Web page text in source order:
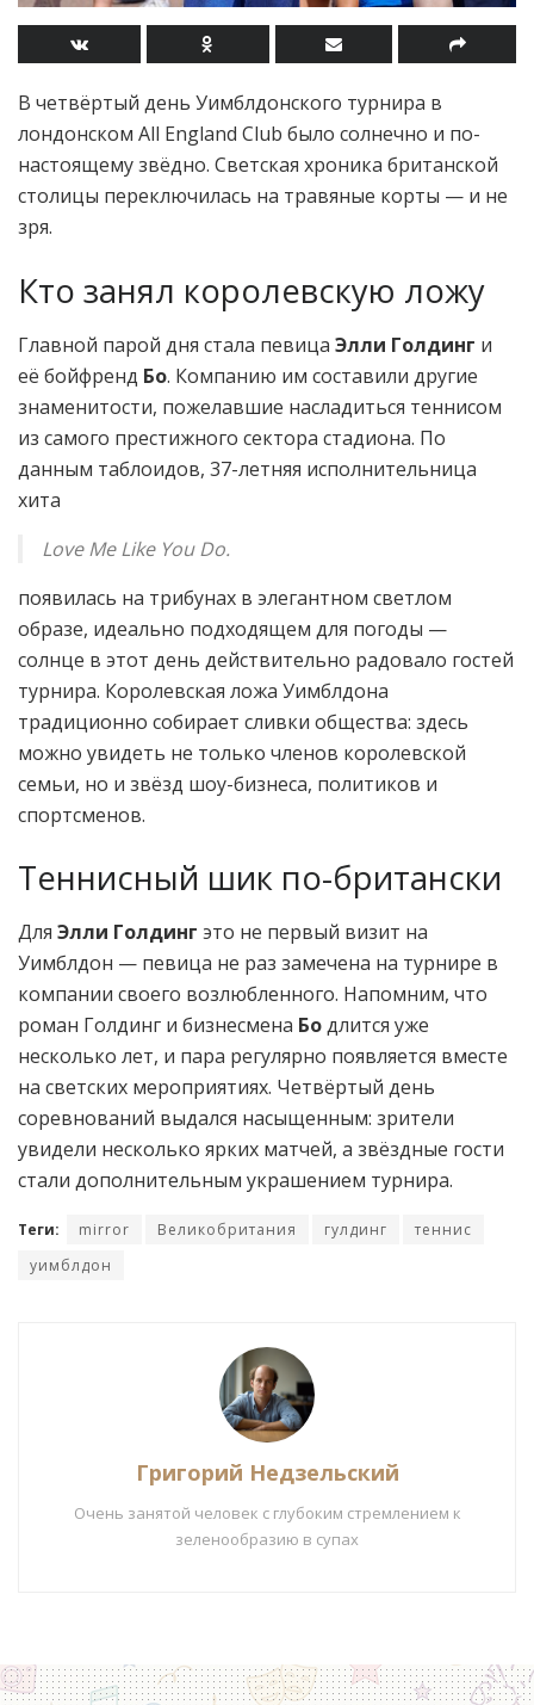
В четвёртый день Уимблдонского турнира в
лондонском All England Club было солнечно и по-
настоящему звёдно. Светская хроника британской
столицы переключилась на травяные корты — и не
зря.
Кто занял королевскую ложу
Главной парой дня стала певица Элли Голдинг и
её бойфренд Бо. Компанию им составили другие
знаменитости, пожелавшие насладиться теннисом
из самого престижного сектора стадиона. По
данным таблоидов, 37-летняя исполнительница
хита
Love Me Like You Do.
появилась на трибунах в элегантном светлом
образе, идеально подходящем для погоды —
солнце в этот день действительно радовало гостей
турнира. Королевская ложа Уимблдона
традиционно собирает сливки общества: здесь
можно увидеть не только членов королевской
семьи, но и звёзд шоу-бизнеса, политиков и
спортсменов.
Теннисный шик по-британски
Для Элли Голдинг это не первый визит на
Уимблдон — певица не раз замечена на турнире в
компании своего возлюбленного. Напомним, что
роман Голдинг и бизнесмена Бодлится уже
несколько лет, и пара регулярно появляется вместе
на светских мероприятиях. Четвёртый день
соревнований выдался насыщенным: зрители
увидели несколько ярких матчей, а звёздные гости
стали дополнительным украшением турнира.
Теги: mirror Великобритания гулдинг
теннис
уимблдон
Григорий Недзельский
Очень занятой человек с глубоким стремлением к
зеленообразию в супах